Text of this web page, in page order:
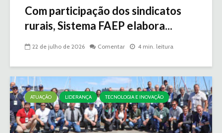
Com participação dos sindicatos
rurais, Sistema FAEP elabora...
22 de julho de 2026 Comentar 4 min. leitura
ATUAÇÃO LIDERANÇA TECNOLOGIA E INOVAÇÃO